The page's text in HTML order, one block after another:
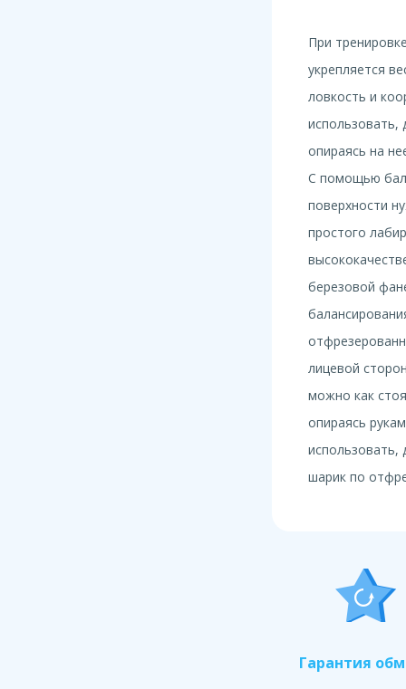
При
укрепляется
ловкость и
использовать,
опираясь на
С помощью
поверхности
простого
березовой
лицевой
можно как
опираясь
использовать,
шарик по
Гарантия